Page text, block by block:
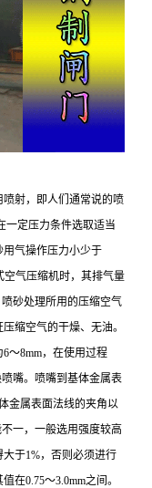
射，即人们通常说的喷
一定压力条件选取适当
气操作压力小少于
空气压缩机时，其排气量
喷砂处理所用的压缩空气
缩空气的干燥、无油。
～8mm，在使用过程
嘴。喷嘴到基体金属表
金属表面法线的夹角以
一，一般选用强度较高
于1%，否则必须进行
在0.75～3.0mm之间。